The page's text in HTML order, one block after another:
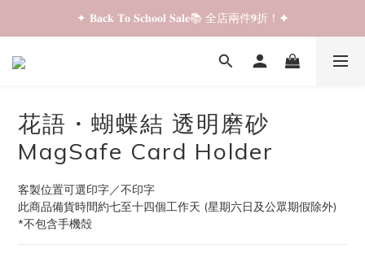
✦ 𝐁𝐚𝐜𝐤 𝐓𝐨 𝐒𝐜𝐡𝐨𝐨𝐥 𝐒𝐚𝐥𝐞📚 全店兩件𝟗折！✦
✦ 𝐁𝐚𝐜𝐤 𝐓𝐨 𝐒𝐜𝐡𝐨𝐨𝐥 𝐒𝐚𝐥𝐞📚 全店兩件𝟗折！✦
✦ 全店購物滿 𝐇𝐊𝐃𝟑𝟓𝟎 即享順豐站/智能櫃免運費！✦
花語・蝴蝶結 透明磨砂
MagSafe Card Holder
客製位置可選印字／不印字
此商品備貨時間約七至十四個工作天 (星期六日及公眾期假除外)
*不包含手機殻